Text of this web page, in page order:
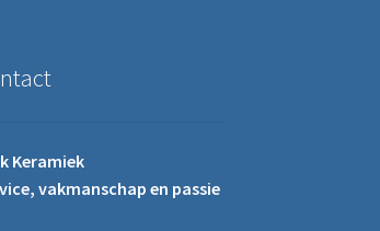
Keramiek
vakmanschap en passie